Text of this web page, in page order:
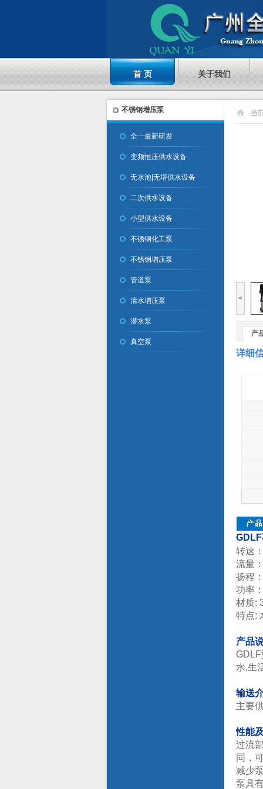
首 页 关于我们
不锈钢增压泵
全一最新研发
变频恒压供水设备
无水池|无塔供水设备
二次供水设备
小型供水设备
不锈钢化工泵
不锈钢增压泵
管道泵
清水增压泵
潜水泵
真空泵
当
<
产
详细
转速
流量
扬程
功率
材质:
特点:
产品
水,生
输送
主要
性能
过流
同，
减少
泵具